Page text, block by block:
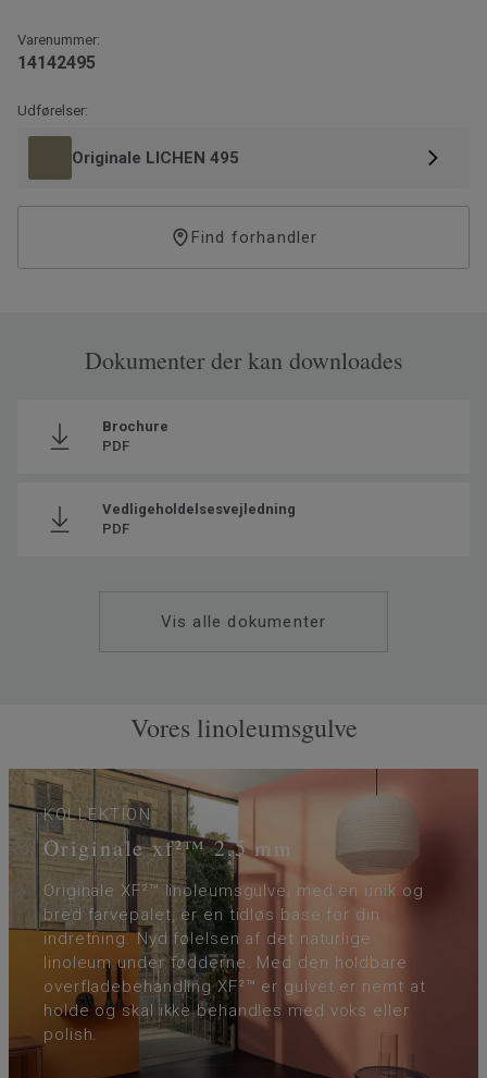
Varenummer:
14142495
Udførelser:
Originale LICHEN 495
Find forhandler
Dokumenter der kan downloades
Brochure
PDF
Vedligeholdelsesvejledning
PDF
Vis alle dokumenter
Vores linoleumsgulve
KOLLEKTION
Originale xf²™ 2,5 mm
Originale XF²™ linoleumsgulve; med en unik og
bred farvepalet, er en tidløs base for din
indretning. Nyd følelsen af det naturlige
linoleum under fødderne. Med den holdbare
overfladebehandling XF²™ er gulvet er nemt at
holde og skal ikke behandles med voks eller
polish.